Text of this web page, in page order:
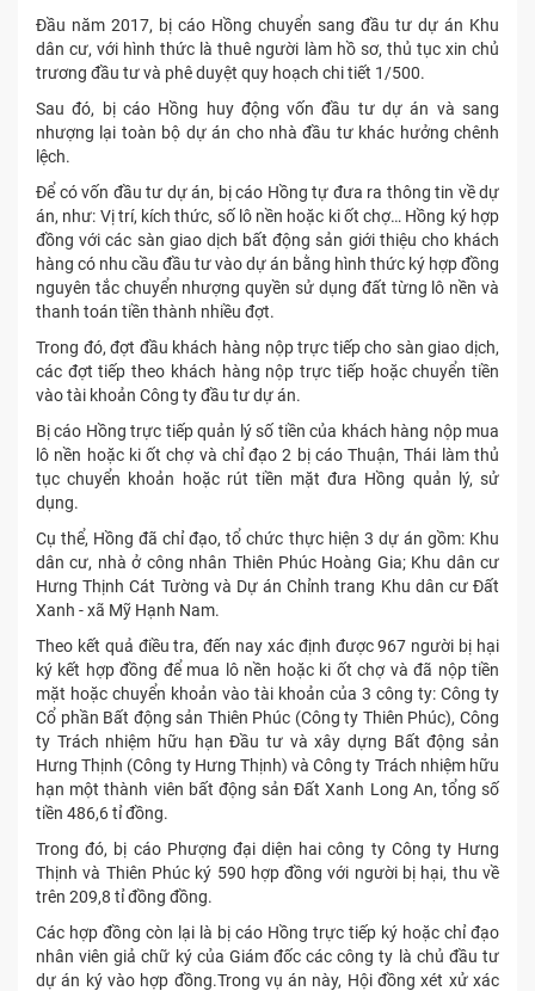
Đầu năm 2017, bị cáo Hồng chuyển sang đầu tư dự án Khu
dân cư, với hình thức là thuê người làm hồ sơ, thủ tục xin chủ
trương đầu tư và phê duyệt quy hoạch chi tiết 1/500.
Sau đó, bị cáo Hồng huy động vốn đầu tư dự án và sang
nhượng lại toàn bộ dự án cho nhà đầu tư khác hưởng chênh
lệch.
Để có vốn đầu tư dự án, bị cáo Hồng tự đưa ra thông tin về dự
án, như: Vị trí, kích thức, số lô nền hoặc ki ốt chợ… Hồng ký hợp
đồng với các sàn giao dịch bất động sản giới thiệu cho khách
hàng có nhu cầu đầu tư vào dự án bằng hình thức ký hợp đồng
nguyên tắc chuyển nhượng quyền sử dụng đất từng lô nền và
thanh toán tiền thành nhiều đợt.
Trong đó, đợt đầu khách hàng nộp trực tiếp cho sàn giao dịch,
các đợt tiếp theo khách hàng nộp trực tiếp hoặc chuyển tiền
vào tài khoản Công ty đầu tư dự án.
Bị cáo Hồng trực tiếp quản lý số tiền của khách hàng nộp mua
lô nền hoặc ki ốt chợ và chỉ đạo 2 bị cáo Thuận, Thái làm thủ
tục chuyển khoản hoặc rút tiền mặt đưa Hồng quản lý, sử
dụng.
Cụ thể, Hồng đã chỉ đạo, tổ chức thực hiện 3 dự án gồm: Khu
dân cư, nhà ở công nhân Thiên Phúc Hoàng Gia; Khu dân cư
Hưng Thịnh Cát Tường và Dự án Chỉnh trang Khu dân cư Đất
Xanh - xã Mỹ Hạnh Nam.
Theo kết quả điều tra, đến nay xác định được 967 người bị hại
ký kết hợp đồng để mua lô nền hoặc ki ốt chợ và đã nộp tiền
mặt hoặc chuyển khoản vào tài khoản của 3 công ty: Công ty
Cổ phần Bất động sản Thiên Phúc (Công ty Thiên Phúc), Công
ty Trách nhiệm hữu hạn Đầu tư và xây dựng Bất động sản
Hưng Thịnh (Công ty Hưng Thịnh) và Công ty Trách nhiệm hữu
hạn một thành viên bất động sản Đất Xanh Long An, tổng số
tiền 486,6 tỉ đồng.
Trong đó, bị cáo Phượng đại diện hai công ty Công ty Hưng
Thịnh và Thiên Phúc ký 590 hợp đồng với người bị hại, thu về
trên 209,8 tỉ đồng đồng.
Các hợp đồng còn lại là bị cáo Hồng trực tiếp ký hoặc chỉ đạo
nhân viên giả chữ ký của Giám đốc các công ty là chủ đầu tư
dự án ký vào hợp đồng.Trong vụ án này, Hội đồng xét xử xác